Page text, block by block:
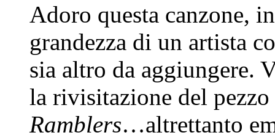
Adoro questa canzone,
grandezza di un artista
sia altro da aggiungere.
la rivisitazione del
Ramblers…altrettanto